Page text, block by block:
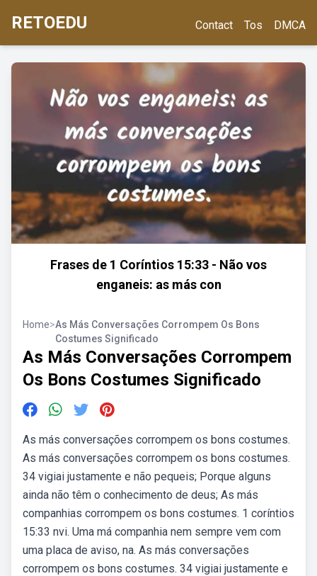
RETOEDU Contact Tos DMCA
Frases de 1 Coríntios 15:33 - Não vos
enganeis: as más con
Home>As Más Conversações Corrompem Os Bons
Costumes Significado
As Más Conversações Corrompem
Os Bons Costumes Significado
As más conversações corrompem os bons costumes.
As más conversações corrompem os bons costumes.
34 vigiai justamente e não pequeis; Porque alguns
ainda não têm o conhecimento de deus; As más
companhias corrompem os bons costumes. 1 coríntios
15:33 nvi. Uma má companhia nem sempre vem com
uma placa de aviso, na. As más conversações
corrompem os bons costumes. 34 vigiai justamente e